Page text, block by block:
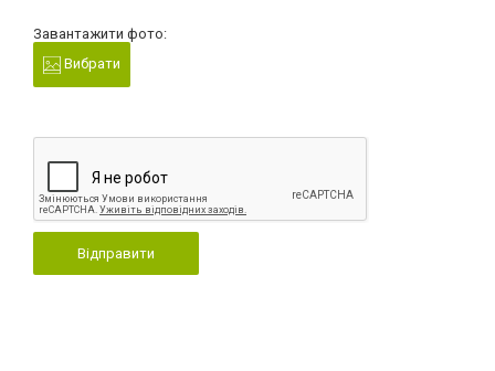
Завантажити фото:
Вибрати
Відправити